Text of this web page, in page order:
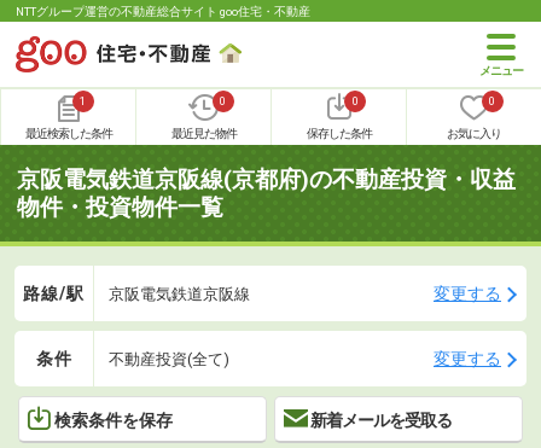
NTTグループ運営の不動産総合サイト goo住宅・不動産
1
最近検索した条件
0
最近見た物件
0
保存した条件
0
お気に入り
京阪電気鉄道京阪線(京都府)の不動産投資・収益
物件・投資物件一覧
路線/駅 京阪電気鉄道京阪線 変更する
条件 不動産投資(全て) 変更する
検索条件を保存 新着メールを受取る